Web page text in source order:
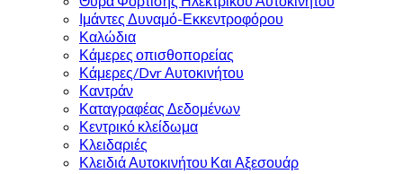
Ιμάντες Δυναμό-Εκκεντροφόρου
Καλώδια
Κάμερες οπισθοπορείας
Κάμερες/Dvr Αυτοκινήτου
Καντράν
Καταγραφέας Δεδομένων
Κεντρικό κλείδωμα
Κλειδαριές
Κλειδιά Αυτοκινήτου Και Αξεσουάρ